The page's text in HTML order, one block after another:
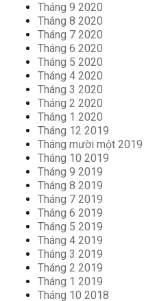
Tháng 9 2020
Tháng 8 2020
Tháng 7 2020
Tháng 6 2020
Tháng 5 2020
Tháng 4 2020
Tháng 3 2020
Tháng 2 2020
Tháng 1 2020
Tháng 12 2019
Tháng mười một 2019
Tháng 10 2019
Tháng 9 2019
Tháng 8 2019
Tháng 7 2019
Tháng 6 2019
Tháng 5 2019
Tháng 4 2019
Tháng 3 2019
Tháng 2 2019
Tháng 1 2019
Tháng 10 2018